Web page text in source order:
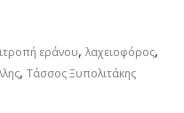
εράνου,λαχειοφόρος,
,Τάσσος Ξυπολιτάκης